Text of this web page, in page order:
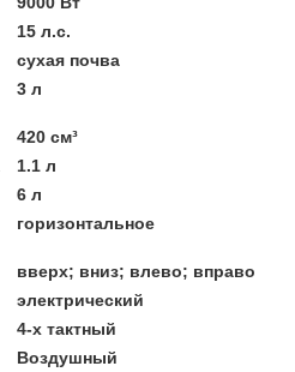
15 л.с.
сухая почва
3 л
420 см³
1.1 л
6 л
горизонтальное
вверх; вниз; влево; вправо
электрический
4-х тактный
Воздушный